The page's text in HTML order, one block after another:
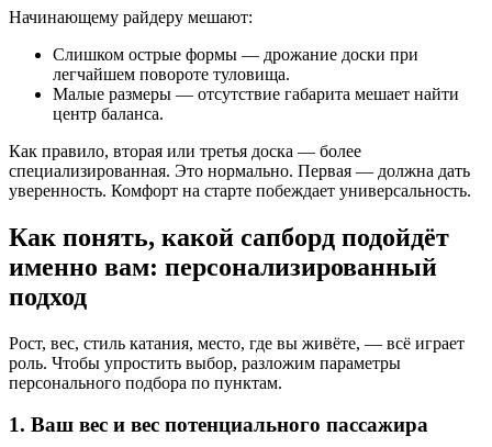
Начинающему райдеру мешают:
Слишком острые формы — дрожание доски при
легчайшем повороте туловища.
Малые размеры — отсутствие габарита мешает найти
центр баланса.
Как правило, вторая или третья доска — более
специализированная. Это нормально. Первая — должна дать
уверенность. Комфорт на старте побеждает универсальность.
Как понять, какой сапборд подойдёт
именно вам: персонализированный
подход
Рост, вес, стиль катания, место, где вы живёте, — всё играет
роль. Чтобы упростить выбор, разложим параметры
персонального подбора по пунктам.
1. Ваш вес и вес потенциального пассажира